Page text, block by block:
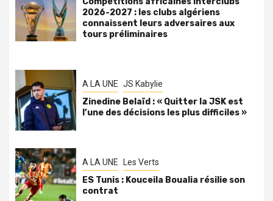
2026-2027 : les clubs algériens
connaissent leurs adversaires aux
tours préliminaires
A LA UNE JS Kabylie
Zinedine Belaïd : « Quitter la JSK est
l’une des décisions les plus difficiles »
A LA UNE Les Verts
ES Tunis : Kouceila Boualia résilie son
contrat